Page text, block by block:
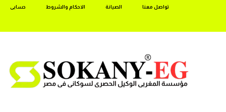
تواصل معنا الصيانة الاحكام والشروط حسابى